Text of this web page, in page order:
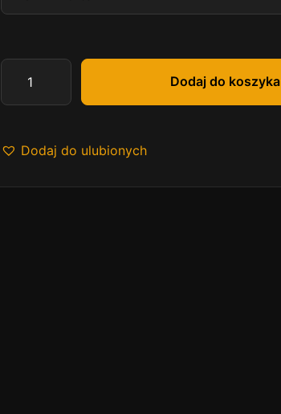
Dodaj do koszyka
Dodaj do ulubionych